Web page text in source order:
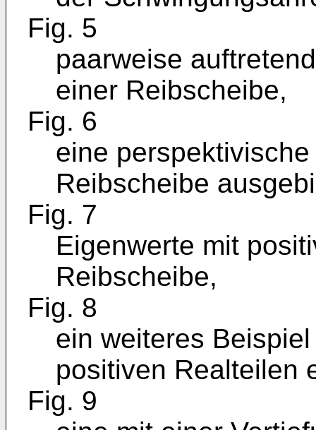
Fig. 5
paarweise
einer Reibscheibe,
Fig. 6
eine
Reibscheibe
Fig. 7
Eigenwerte mit
Reibscheibe,
Fig. 8
ein weiteres
positiven Realteilen
Fig. 9